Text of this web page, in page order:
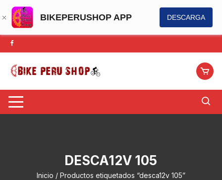
BIKEPERUSHOP APP DESCARGA
Saltar
al
contenido
DESCA12V 105
Inicio / Productos etiquetados “desca12v 105”